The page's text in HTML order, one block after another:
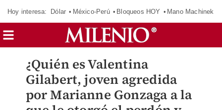
Hoy interesa: Dólar México-Perú Bloqueos HOY Mano Machinek
¿Quién es Valentina
Gilabert, joven agredida
por Marianne Gonzaga a la